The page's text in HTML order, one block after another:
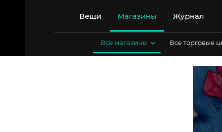
Вещи Магазины Журнал
Все магазины Все торговые